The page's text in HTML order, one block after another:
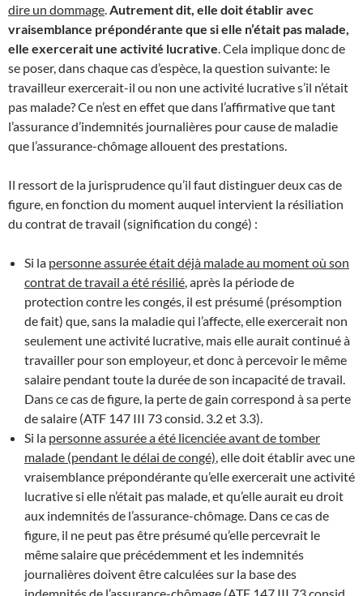
dire un dommage Autrement dit, elle doit établir avec
vraisemblance prépondérante que si elle n’était pas malade,
elle exercerait une activité lucrative . Cela implique donc de
se poser, dans chaque cas d’espèce, la question suivante: le
travailleur exercerait-il ou non une activité lucrative s’il n’était
pas malade? Ce n’est en effet que dans l’affirmative que tant
l’assurance d’indemnités journalières pour cause de maladie
que l’assurance-chômage allouent des prestations.
Il ressort de la jurisprudence qu’il faut distinguer deux cas de
figure, en fonction du moment auquel intervient la résiliation
du contrat de travail (signification du congé) :
Si la personne assurée était déjà malade au moment où son
contrat de travail a été résilié , après la période de
protection contre les congés, il est présumé (présomption
de fait) que, sans la maladie qui l’affecte, elle exercerait non
seulement une activité lucrative, mais elle aurait continué à
travailler pour son employeur, et donc à percevoir le même
salaire pendant toute la durée de son incapacité de travail.
Dans ce cas de figure, la perte de gain correspond à sa perte
de salaire (ATF 147 III 73 consid. 3.2 et 3.3).
Si la personne assurée a été licenciée avant de tomber
malade (pendant le délai de congé) , elle doit établir avec une
vraisemblance prépondérante qu’elle exercerait une activité
lucrative si elle n’était pas malade, et qu’elle aurait eu droit
aux indemnités de l’assurance-chômage. Dans ce cas de
figure, il ne peut pas être présumé qu’elle percevrait le
même salaire que précédemment et les indemnités
journalières doivent être calculées sur la base des
indemnités de l’assurance-chômage (ATF 147 III 73 consid.